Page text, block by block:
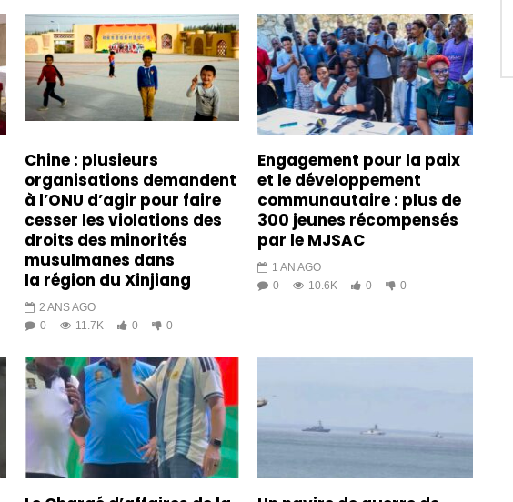
Chine : plusieurs
organisations demandent
à l’ONU d’agir pour faire
cesser les violations des
droits des minorités
musulmanes dans
la région du Xinjiang
2 ANS AGO
0
11.7K 0 0
Engagement pour la paix
et le développement
communautaire : plus de
300 jeunes récompensés
par le MJSAC
1 AN AGO
0
10.6K 0 0